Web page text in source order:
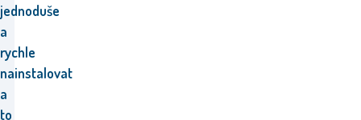
jednoduše
a
rychle
nainstalovat
a
to